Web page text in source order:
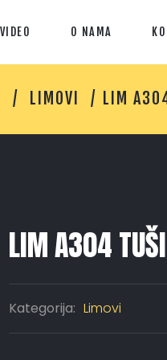
VIDEO O NAMA
LIMOVI LIM
LIM A304
Kategorija: Limovi